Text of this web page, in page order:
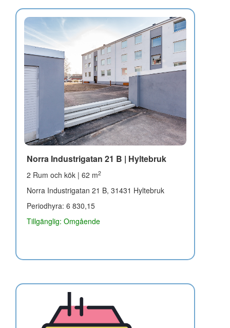
Norra Industrigatan 21 B | Hyltebruk
2 Rum och kök | 62 m2
Norra Industrigatan 21 B, 31431 Hyltebruk
Periodhyra: 6 830,15
Tillgänglig: Omgående